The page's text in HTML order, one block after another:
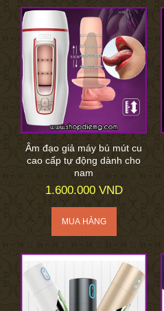
Âm đạo giả máy bú mút cu
cao cấp tự động dành cho
nam
1.600.000 VND